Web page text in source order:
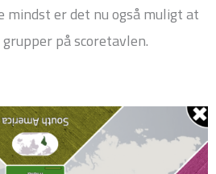
mindst er det nu også muligt at
på scoretavlen.